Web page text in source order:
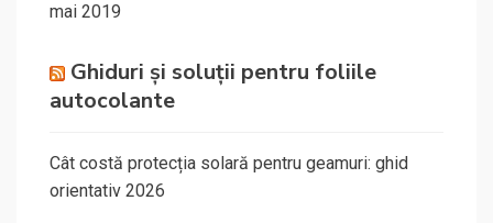
mai 2019
Ghiduri și soluții pentru foliile
autocolante
Cât costă protecția solară pentru geamuri: ghid
orientativ 2026